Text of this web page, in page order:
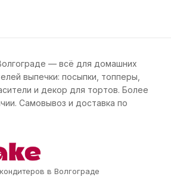
— всё для домашних
выпечки: посыпки, топперы,
и декор для тортов. Более
Самовывоз и доставка по
в Волгограде